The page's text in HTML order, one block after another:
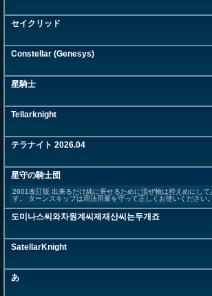
セイクリッド
Constellar (Genesys)
星騎士
Tellarknight
テラナイト 2026.04
星守の騎士団
2601改訂版 出来るだけ純に寄せるために混ぜ物は控えめにして
す。 ターンスキップは用法用量を守って正しくお使いください。
도미나스씨와차원계씨제재산씨는두개죠
SatellarKnight
あ